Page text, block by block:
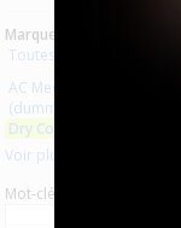
Marques :
Toutes les marques
AC Medicals Supplies
(dummy rubber clothes)
Dry Comfort
Voir plus
Mot-clé